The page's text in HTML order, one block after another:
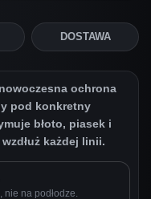
DOSTAWA
ochrona
pod konkretny
błoto, piasek i
każdej linii.
na podłodze.